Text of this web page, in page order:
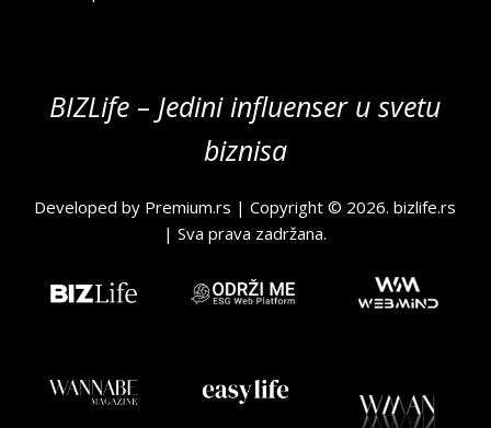
BIZLife – Jedini influenser u svetu
biznisa
Developed by Premium.rs | Copyright © 2026.bizlife.rs
| Sva prava zadržana.